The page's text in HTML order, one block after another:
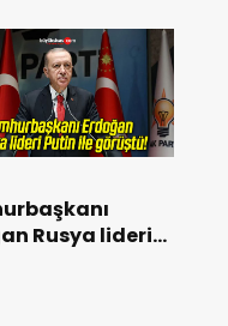
Rusya lideri